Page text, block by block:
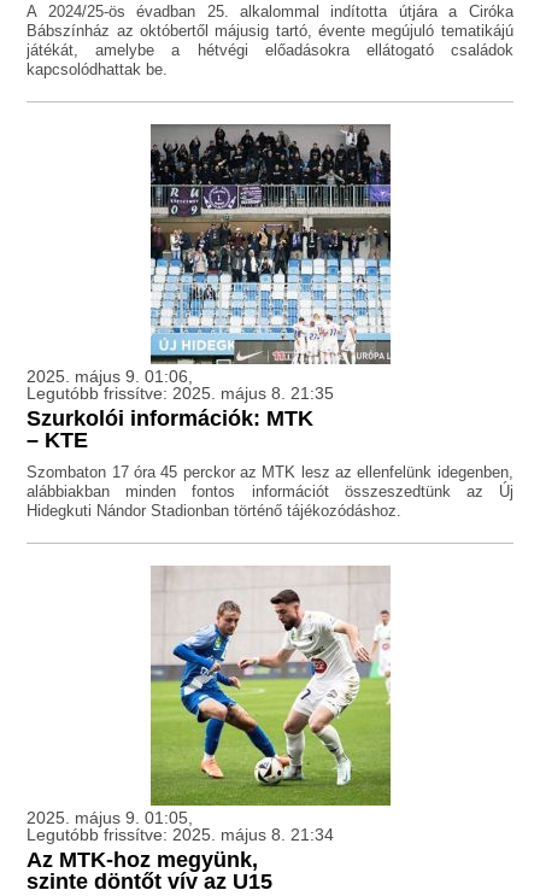
A 2024/25-ös évadban 25. alkalommal indította útjára a Ciróka
Bábszínház az októbertől májusig tartó, évente megújuló tematikájú
játékát, amelybe a hétvégi előadásokra ellátogató családok
kapcsolódhattak be.
2025. május 9. 01:06,
Legutóbb frissítve: 2025. május 8. 21:35
Szurkolói információk: MTK
– KTE
Szombaton 17 óra 45 perckor az MTK lesz az ellenfelünk idegenben,
alábbiakban minden fontos információt összeszedtünk az Új
Hidegkuti Nándor Stadionban történő tájékozódáshoz.
2025. május 9. 01:05,
Legutóbb frissítve: 2025. május 8. 21:34
Az MTK-hoz megyünk,
szinte döntőt vív az U15